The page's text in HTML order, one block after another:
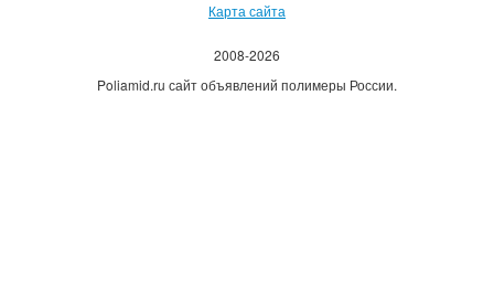
Карта сайта
2008-2026
Poliamid.ru сайт объявлений полимеры России.